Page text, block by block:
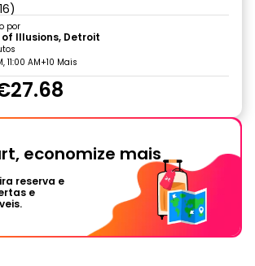
por
of Illusions, Detroit
11:00 AM+10 Mais
economize mais
reserva e
e